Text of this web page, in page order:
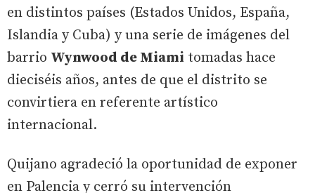
en distintos países (Estados Unidos, España,
Islandia y Cuba) y una serie de imágenes del
barrio Wynwood de Miami tomadas hace
dieciséis años, antes de que el distrito se
convirtiera en referente artístico
internacional.
Quijano agradeció la oportunidad de exponer
en Palencia y cerró su intervención